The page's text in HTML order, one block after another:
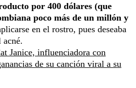
por 400 dólares (que
poco más de un millón y
en el rostro, pues deseaba
acné.
Janice, influenciadora con
de su canción viral a su